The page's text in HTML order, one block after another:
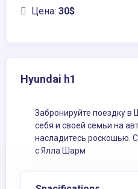
Цена: 30$
Hyundai h1
Забронируйте поездку
себя и своей семьи на
насладитесь роскошью.
с Ялла Шарм